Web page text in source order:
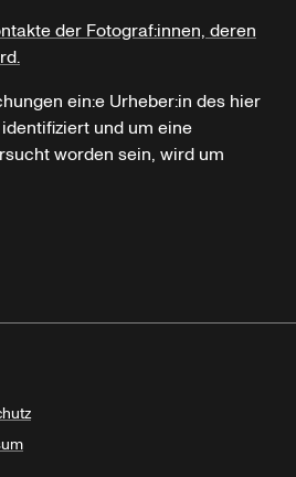
der Fotograf:innen, deren
ein:e Urheber:in des hier
und um eine
worden sein, wird um